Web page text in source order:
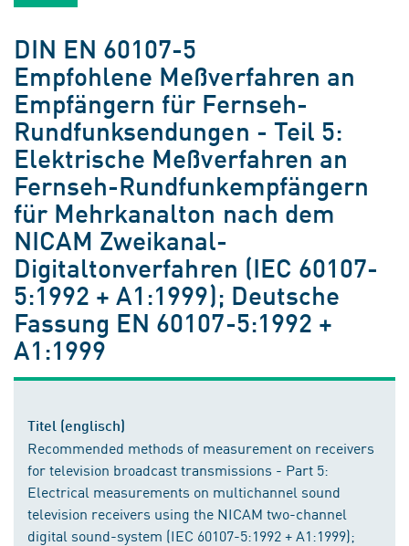
DIN EN 60107-5
Empfohlene Meßverfahren an
Empfängern für Fernseh-
Rundfunksendungen - Teil 5:
Elektrische Meßverfahren an
Fernseh-Rundfunkempfängern
für Mehrkanalton nach dem
NICAM Zweikanal-
Digitaltonverfahren (IEC 60107-
5:1992 + A1:1999); Deutsche
Fassung EN 60107-5:1992 +
A1:1999
Titel (englisch)
Recommended methods of measurement on receivers
for television broadcast transmissions - Part 5:
Electrical measurements on multichannel sound
television receivers using the NICAM two-channel
digital sound-system (IEC 60107-5:1992 + A1:1999);